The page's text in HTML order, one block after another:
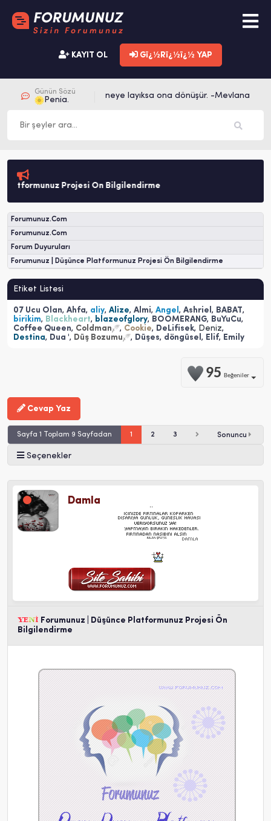
KAYIT OL Gï¿½Rï¿½ï¿½ YAP
Günün Sözü
Penia.
Her şey neye layıksa ona dönüşür. -Mevlana
Projesi Ön Bilgilendirme
Forumunuz.Com
Forumunuz.Com
Forum Duyuruları
Forumunuz | Düşünce Platformunuz Projesi Ön Bilgilendirme
Etiket Listesi
07 Ucu Olan, Ahfa, aliy, Alize, Almi, Angel, Ashriel, BABAT,
birikim, Blackheart, blazeofglory, BOOMERANG, BuYuCu,
Coffee Queen, Coldman , Cookie, DeLifisek, Deniz,
Destina, Dua ', Düş Bozumu , Düşes, döngüsel, Elif, Emily
95 Beğeniler
Cevap Yaz
Sayfa 1 Toplam 9 Sayfadan 1 2 3 Sonuncu
Seçenekler
Damla
Forumunuz | Düşünce Platformunuz Projesi Ön
Bilgilendirme